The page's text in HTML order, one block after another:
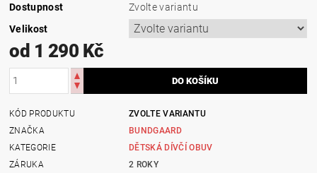
Dostupnost
Zvolte variantu
Velikost
od 1 290 Kč
KÓD PRODUKTU
ZVOLTE VARIANTU
ZNAČKA
BUNDGAARD
KATEGORIE
DĚTSKÁ DÍVČÍ OBUV
ZÁRUKA
2 ROKY